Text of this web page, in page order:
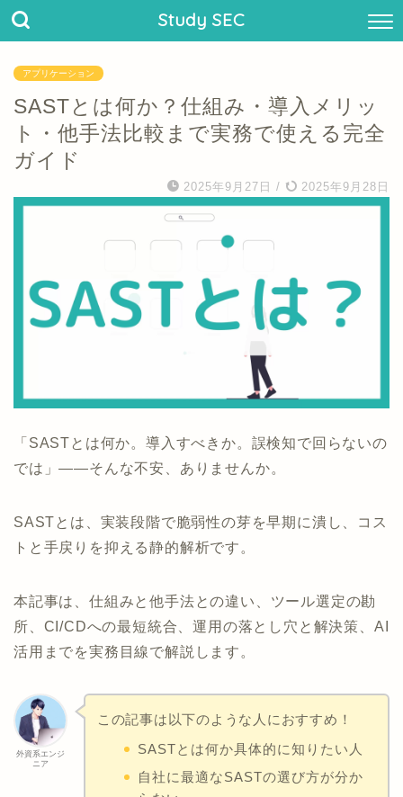
Study SEC
アプリケーション
SASTとは何か？仕組み・導入メリッ
ト・他手法比較まで実務で使える完全
ガイド
2025年9月27日 / 2025年9月28日
「SASTとは何か。導入すべきか。誤検知で回らないの
では」——そんな不安、ありませんか。
SASTとは、実装段階で脆弱性の芽を早期に潰し、コス
トと手戻りを抑える静的解析です。
本記事は、仕組みと他手法との違い、ツール選定の勘
所、CI/CDへの最短統合、運用の落とし穴と解決策、AI
活用までを実務目線で解説します。
外資系エンジ
ニア
この記事は以下のような人におすすめ！
SASTとは何か具体的に知りたい人
自社に最適なSASTの選び方が分か